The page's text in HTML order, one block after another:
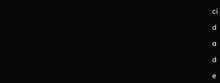
ci
d
a
d
e